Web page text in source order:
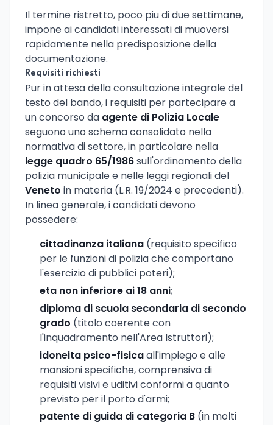
Il termine ristretto, poco piu di due settimane,
impone ai candidati interessati di muoversi
rapidamente nella predisposizione della
documentazione.
Requisiti richiesti
Pur in attesa della consultazione integrale del
testo del bando, i requisiti per partecipare a
un concorso da agente di Polizia Locale
seguono uno schema consolidato nella
normativa di settore, in particolare nella
legge quadro 65/1986sull'ordinamento della
polizia municipale e nelle leggi regionali del
Veneto in materia (L.R. 19/2024 e precedenti).
In linea generale, i candidati devono
possedere:
cittadinanza italiana (requisito specifico
per le funzioni di polizia che comportano
l'esercizio di pubblici poteri);
eta non inferiore ai 18 anni;
diploma di scuola secondaria di secondo
grado (titolo coerente con
l'inquadramento nell'Area Istruttori);
idoneita psico-fisicaall'impiego e alle
mansioni specifiche, comprensiva di
requisiti visivi e uditivi conformi a quanto
previsto per il porto d'armi;
patente di guida di categoria B (in molti